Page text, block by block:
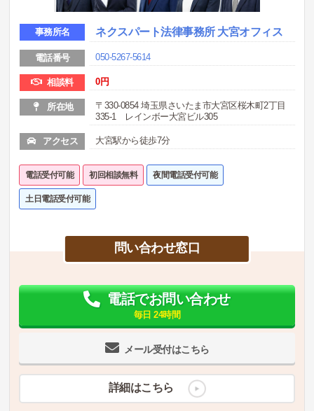
事務所名 ネクスパート法律事務所 大宮オフィス
電話番号 050-5267-5614
相談料 0円
所在地
〒330-0854 埼玉県さいたま市大宮区桜木町2丁目
335-1 レインボー大宮ビル305
アクセス 大宮駅から徒歩7分
電話受付可能 初回相談無料 夜間電話受付可能
土日電話受付可能
問い合わせ窓口
メール受付はこちら
電話でお問い合わせ
毎日 24時間
詳細はこちら